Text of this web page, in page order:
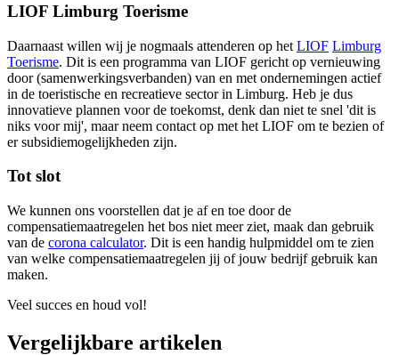
LIOF Limburg Toerisme
Daarnaast willen wij je nogmaals attenderen op het LIOF Limburg
Toerisme. Dit is een programma van LIOF gericht op vernieuwing
door (samenwerkingsverbanden) van en met ondernemingen actief
in de toeristische en recreatieve sector in Limburg. Heb je dus
innovatieve plannen voor de toekomst, denk dan niet te snel 'dit is
niks voor mij', maar neem contact op met het LIOF om te bezien of
er subsidiemogelijkheden zijn.
Tot slot
We kunnen ons voorstellen dat je af en toe door de
compensatiemaatregelen het bos niet meer ziet, maak dan gebruik
van de corona calculator. Dit is een handig hulpmiddel om te zien
van welke compensatiemaatregelen jij of jouw bedrijf gebruik kan
maken.
Veel succes en houd vol!
Vergelijkbare artikelen